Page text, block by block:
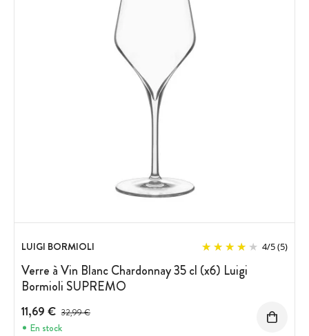
LUIGI BORMIOLI 4/5(5)
Verre à Vin Blanc Chardonnay 35 cl (x6) Luigi
Bormioli SUPREMO
11,69 € Prix avant réduction :
32,99 €
En stock